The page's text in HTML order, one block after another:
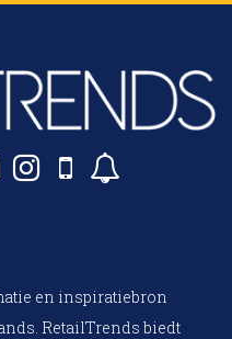
en inspiratiebron
RetailTrends biedt